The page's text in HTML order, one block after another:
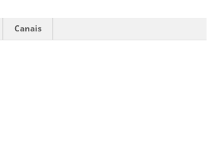
Canais